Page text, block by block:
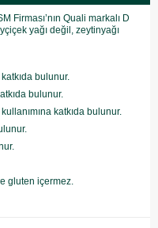
Firması’nın Quali markalı D
yağı değil, zeytinyağı
bulunur.
bulunur.
katkıda bulunur.
gluten içermez.